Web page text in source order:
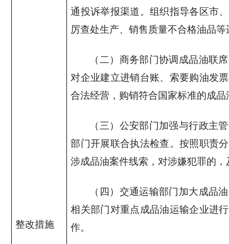
整改措施
通投诉举报渠道。组织指导各区市
厉查处生产、销售质量不合格油品
（二）商务部门协调成品油联
对企业建立进销台账、索要购油发
合法经营，购销符合国家标准的成
（三）公安部门加强与行政主
部门开展联合执法检查。按照职责
涉成品油案件线索，对涉嫌犯罪的
（四）交通运输部门加大成品
相关部门对重点成品油运输企业进
作。